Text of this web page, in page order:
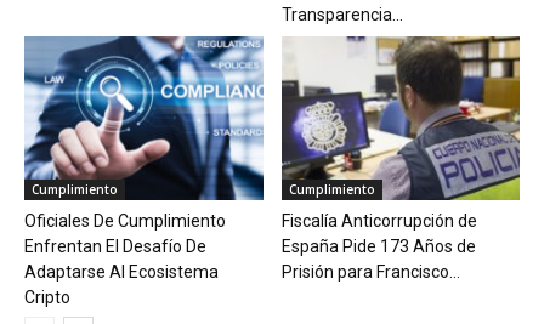
Transparencia...
Cumplimiento
Oficiales De Cumplimiento
Enfrentan El Desafío De
Adaptarse Al Ecosistema
Cripto
Cumplimiento
Fiscalía Anticorrupción de
España Pide 173 Años de
Prisión para Francisco...